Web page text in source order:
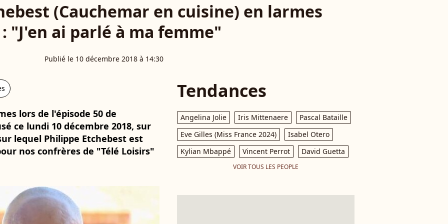
(Cauchemar en cuisine) en larmes
: "J'en ai parlé à ma femme"
Publié le 10 décembre 2018 à 14:30
lors de l'épisode 50 de
ce lundi 10 décembre 2018, sur
lequel Philippe Etchebest est
nos confrères de "Télé Loisirs"
Tendances
Angelina Jolie Iris Mittenaere
Pascal Bataille
Eve Gilles (Miss France 2024)
Isabel Otero
Kylian Mbappé
Vincent Perrot David Guetta
VOIR TOUS LES PEOPLE